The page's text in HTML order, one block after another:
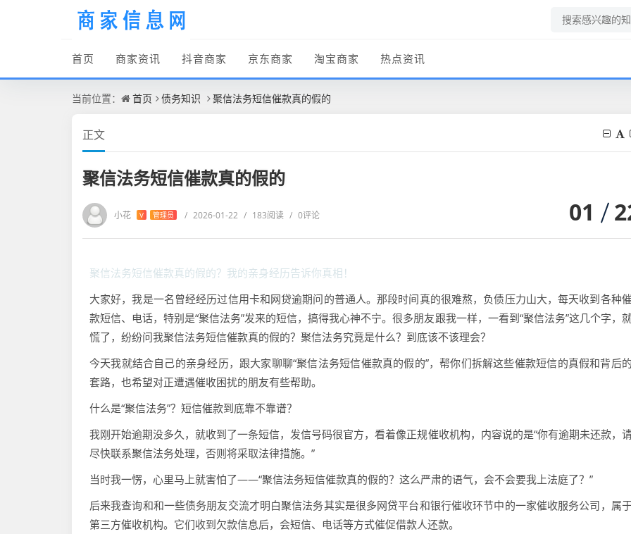
首页 商家资讯 抖音商家 京东商家 淘宝商家 热点资讯
当前位置： 首页 债务知识 聚信法务短信催款真的假的
正文
聚信法务短信催款真的假的
小花 V 管理员 / 2026-01-22 / 183阅读 / 0评论 01
聚信法务短信催款真的假的？我的亲身经历告诉你真相！
大家好，我是一名曾经经历过信用卡和网贷逾期问的普通人。那段时间真的很难熬，负债压力山大，每天收到各种
款短信、电话，特别是“聚信法务”发来的短信，搞得我心神不宁。很多朋友跟我一样，一看到“聚信法务”这几个字，
慌了，纷纷问我聚信法务短信催款真的假的？聚信法务究竟是什么？到底该不该理会？
今天我就结合自己的亲身经历，跟大家聊聊“聚信法务短信催款真的假的”，帮你们拆解这些催款短信的真假和背后
套路，也希望对正遭遇催收困扰的朋友有些帮助。
什么是“聚信法务”？短信催款到底靠不靠谱？
我刚开始逾期没多久，就收到了一条短信，发信号码很官方，看着像正规催收机构，内容说的是“你有逾期未还款，
尽快联系聚信法务处理，否则将采取法律措施。”
当时我一愣，心里马上就害怕了——“聚信法务短信催款真的假的？这么严肃的语气，会不会要我上法庭了？”
后来我查询和和一些债务朋友交流才明白聚信法务其实是很多网贷平台和银行催收环节中的一家催收服务公司，属
第三方催收机构。它们收到欠款信息后，会短信、电话等方式催促借款人还款。